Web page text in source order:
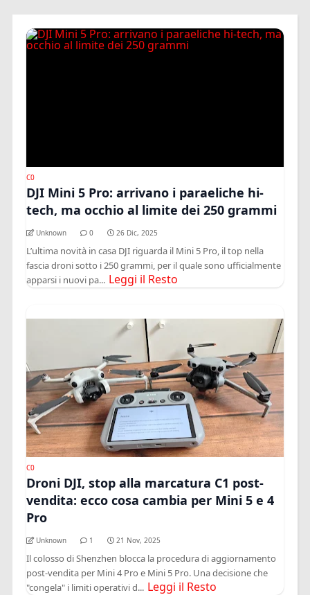
C0
DJI Mini 5 Pro: arrivano i paraeliche hi-
tech, ma occhio al limite dei 250 grammi
Unknown 0 26 Dic, 2025
L’ultima novità in casa DJI riguarda il Mini 5 Pro, il top nella
fascia droni sotto i 250 grammi, per il quale sono ufficialmente
apparsi i nuovi pa... Leggi il Resto
C0
Droni DJI, stop alla marcatura C1 post-
vendita: ecco cosa cambia per Mini 5 e 4
Pro
Unknown 1 21 Nov, 2025
Il colosso di Shenzhen blocca la procedura di aggiornamento
post-vendita per Mini 4 Pro e Mini 5 Pro. Una decisione che
"congela" i limiti operativi d... Leggi il Resto